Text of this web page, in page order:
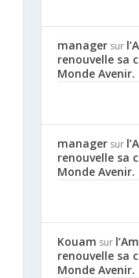
manager sur
renouvelle sa
Monde Avenir.
manager sur
renouvelle sa
Monde Avenir.
Kouam sur
renouvelle sa
Monde Avenir.